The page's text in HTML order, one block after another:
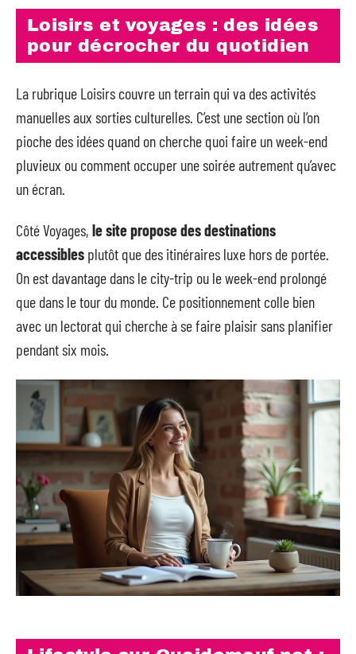
Loisirs et voyages : des idées
pour décrocher du quotidien
La rubrique Loisirs couvre un terrain qui va des activités
manuelles aux sorties culturelles. C’est une section où l’on
pioche des idées quand on cherche quoi faire un week-end
pluvieux ou comment occuper une soirée autrement qu’avec
un écran.
Côté Voyages, le site propose des destinations
accessibles plutôt que des itinéraires luxe hors de portée.
On est davantage dans le city-trip ou le week-end prolongé
que dans le tour du monde. Ce positionnement colle bien
avec un lectorat qui cherche à se faire plaisir sans planifier
pendant six mois.